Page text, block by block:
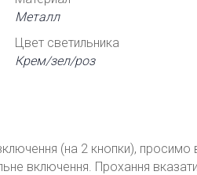
Металл
Цвет светильника
Крем/зел/роз
(на 2 кнопки), просимо
включення. Прохання